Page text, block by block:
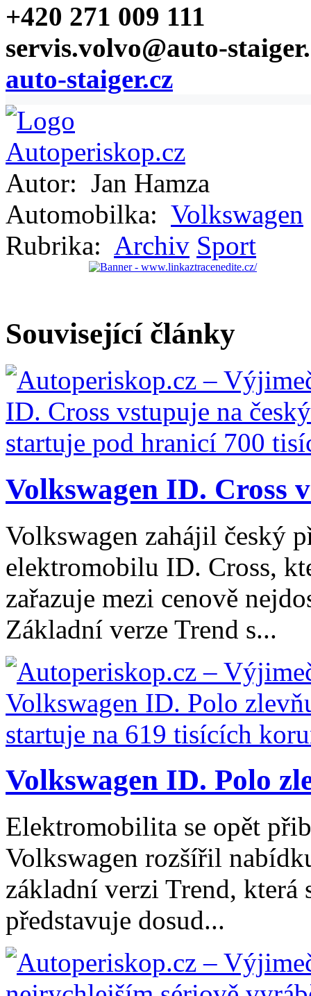
+420 271 009 111
servis.volvo@auto-
auto-staiger.cz
Autor: Jan Hamza
Automobilka: Volkswagen
Rubrika: Archiv Sport
Související články
Volkswagen ID. Cross
Volkswagen zahájil český
elektromobilu ID. Cross,
zařazuje mezi cenově
Základní verze Trend s...
Volkswagen ID. Polo
Elektromobilita se opět
Volkswagen rozšířil
základní verzi Trend, která
představuje dosud...